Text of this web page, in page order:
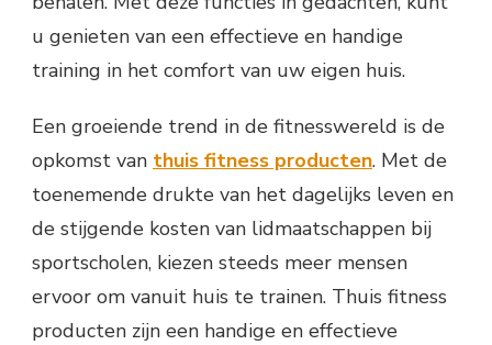
u genieten van een effectieve en handige
training in het comfort van uw eigen huis.
Een groeiende trend in de fitnesswereld is de
opkomst van thuis fitness producten. Met de
toenemende drukte van het dagelijks leven en
de stijgende kosten van lidmaatschappen bij
sportscholen, kiezen steeds meer mensen
ervoor om vanuit huis te trainen. Thuis fitness
producten zijn een handige en effectieve